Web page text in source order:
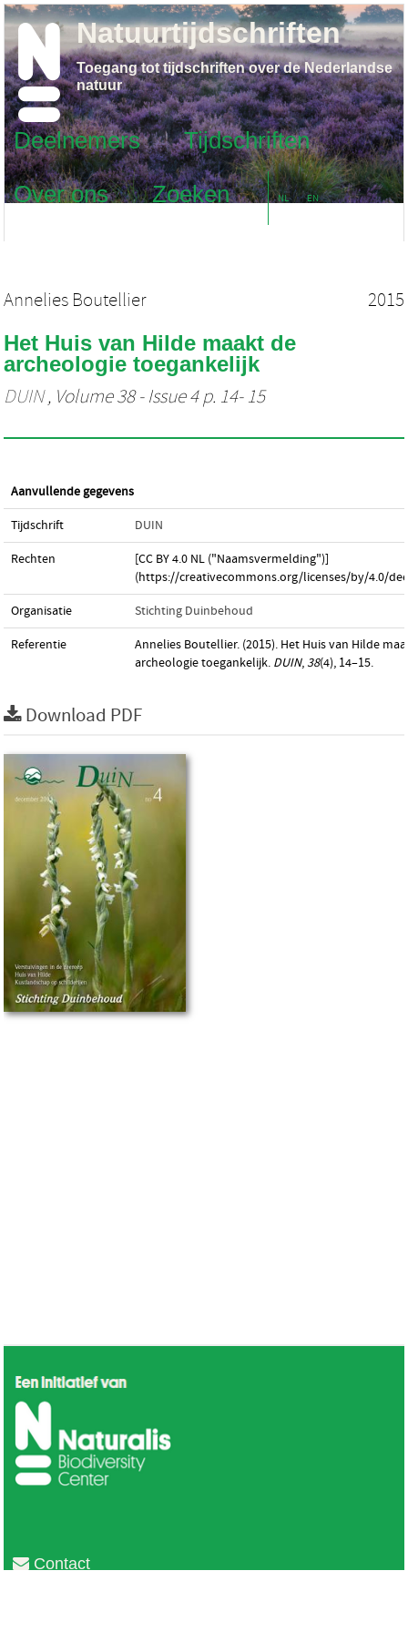
Deelnemers
Tijdschriften
Over ons
Zoeken NL EN
Natuurtijdschriften
Toegang tot tijdschriften over de Nederlandse
natuur
Annelies Boutellier 2015
Het Huis van Hilde maakt de
archeologie toegankelijk
DUIN, Volume 38 - Issue 4 p. 14- 15
Aanvullende gegevens
Tijdschrift DUIN
Rechten
[CC BY 4.0 NL ("Naamsvermelding")]
(https://creativecommons.org/licenses/by/4.0/
Organisatie Stichting Duinbehoud
Referentie
Annelies Boutellier. (2015). Het Huis van Hilde
archeologie toegankelijk. DUIN, 38(4), 14–15.
Download PDF
Contact